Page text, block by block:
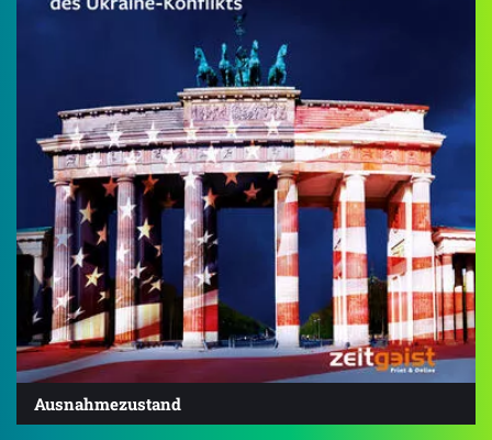
Ausnahmezustand